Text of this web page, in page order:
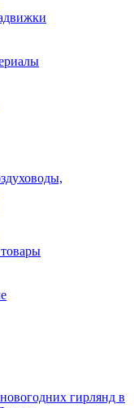
гирлянд в